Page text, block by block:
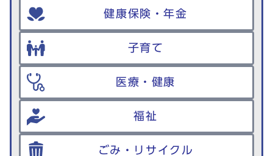
健康保険・年金
子育て
医療・健康
福祉
ごみ・リサイクル